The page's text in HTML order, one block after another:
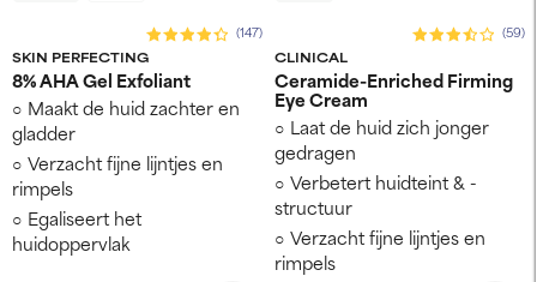
SKIN PERFECTING
(147)
8% AHA Gel Exfoliant
Maakt de huid zachter en
gladder
Verzacht fijne lijntjes en
rimpels
Egaliseert het
huidoppervlak
CLINICAL
(59)
Ceramide-Enriched Firming
Eye Cream
Laat de huid zich jonger
gedragen
Verbetert huidteint & -
structuur
Verzacht fijne lijntjes en
rimpels